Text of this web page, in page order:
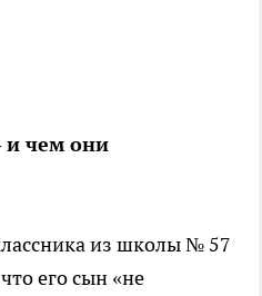
и чем они
из школы № 57
его сын «не